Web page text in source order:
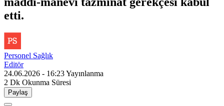
etti.
Personel Sağlık
Editör
24.06.2026 - 16:23Yayınlanma
2 Dk Okunma Süresi
Paylaş